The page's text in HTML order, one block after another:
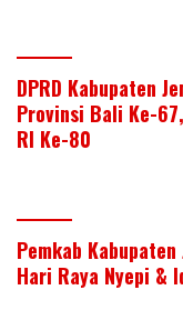
DPRD Kabupaten
Provinsi Bali Ke-
RI Ke-80
Pemkab
Hari Raya Nyepi &